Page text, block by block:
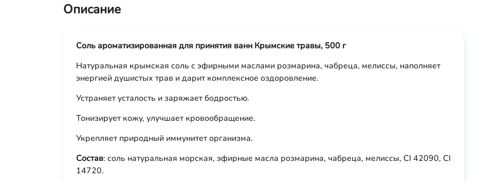
Описание
Соль ароматизированная для принятия ванн Крымские травы, 500 г
Натуральная крымская соль с эфирными маслами розмарина, чабреца, мелиссы, наполняет
энергией душистых трав и дарит комплексное оздоровление.
Устраняет усталость и заряжает бодростью.
Тонизирует кожу, улучшает кровообращение.
Укрепляет природный иммунитет организма.
Состав: соль натуральная морская, эфирные масла розмарина, чабреца, мелиссы, CI 42090, CI
14720.